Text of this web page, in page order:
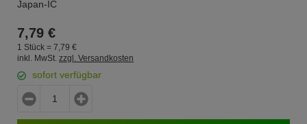
Japan-IC
7,79 €
1 Stück = 7, 79 €
inkl. MwSt. zzgl. Versandkosten
sofort verfügbar